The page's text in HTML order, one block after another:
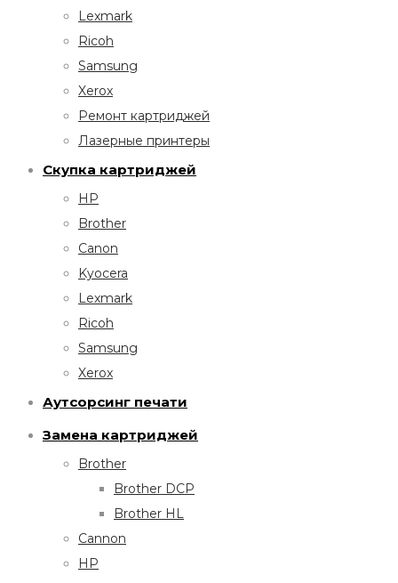
Lexmark
Ricoh
Samsung
Xerox
Ремонт картриджей
Лазерные принтеры
Скупка картриджей
HP
Brother
Canon
Kyocera
Lexmark
Ricoh
Samsung
Xerox
Аутсорсинг печати
Замена картриджей
Brother
Brother DCP
Brother HL
Cannon
HP